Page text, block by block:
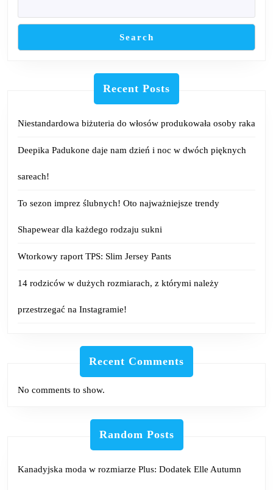
Search
Recent Posts
Niestandardowa biżuteria do włosów produkowała osoby raka
Deepika Padukone daje nam dzień i noc w dwóch pięknych
sareach!
To sezon imprez ślubnych! Oto najważniejsze trendy
Shapewear dla każdego rodzaju sukni
Wtorkowy raport TPS: Slim Jersey Pants
14 rodziców w dużych rozmiarach, z którymi należy
przestrzegać na Instagramie!
Recent Comments
No comments to show.
Random Posts
Kanadyjska moda w rozmiarze Plus: Dodatek Elle Autumn